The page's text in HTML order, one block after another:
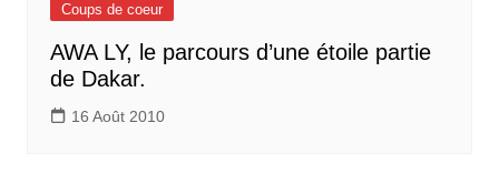
Coups de coeur
AWA LY, le parcours d’une étoile partie
de Dakar.
16 Août 2010